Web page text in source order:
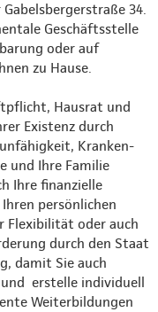
34.
Geschäftsstelle
oder auf
zu Hause.
Hausrat und
Existenz durch
Kranken-
und Ihre Familie
Ihre finanzielle
persönlichen
Flexibilität oder auch
durch den Staat
damit Sie auch
erstelle individuell
Weiterbildungen